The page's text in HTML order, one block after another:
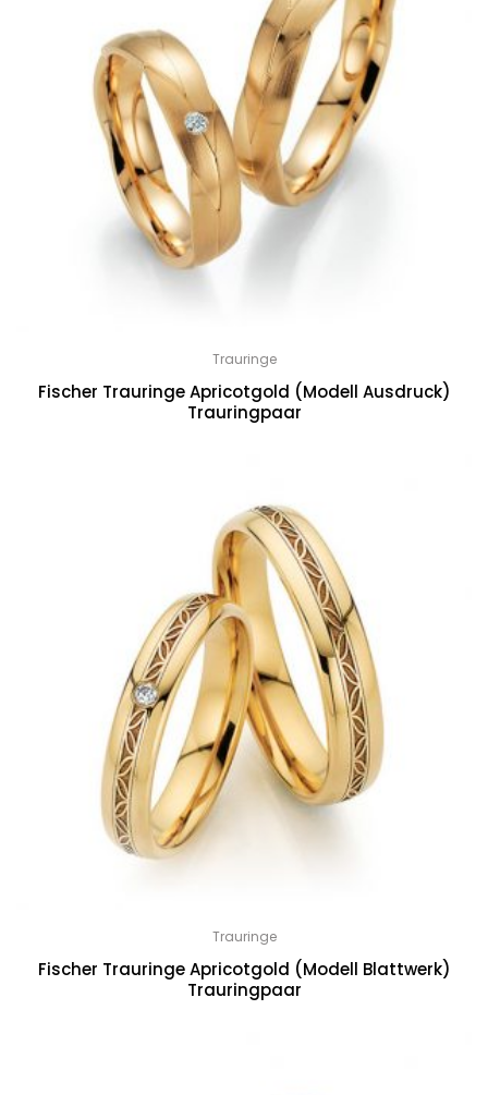
Trauringe
Fischer Trauringe Apricotgold (Modell Ausdruck)
Trauringpaar
Trauringe
Fischer Trauringe Apricotgold (Modell Blattwerk)
Trauringpaar